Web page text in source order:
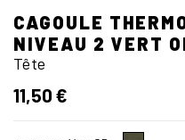
CAGOULE
NIVEAU 2 VERT
Tête
11,50 €